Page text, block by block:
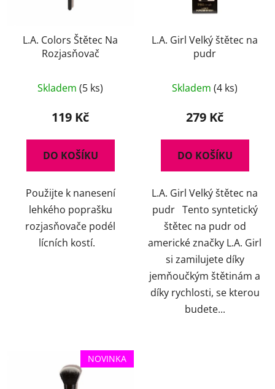
L.A. Colors Štětec Na
Rozjasňovač
Skladem (5 ks)
119 Kč
DO KOŠÍKU
Použijte k nanesení
lehkého poprašku
rozjasňovače podél
lícních kostí.
L.A. Girl Velký štětec na
pudr
Skladem (4 ks)
279 Kč
DO KOŠÍKU
L.A. Girl Velký štětec na
pudr Tento syntetický
štětec na pudr od
americké značky L.A. Girl
si zamilujete díky
jemňoučkým štětinám a
díky rychlosti, se kterou
budete...
NOVINKA